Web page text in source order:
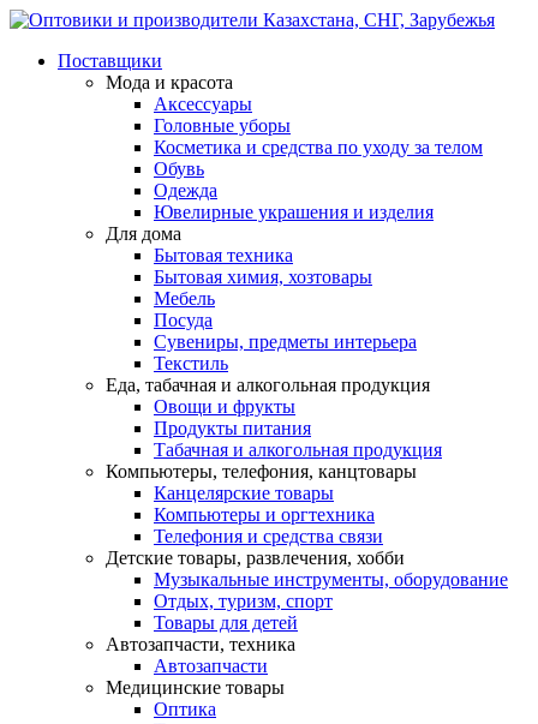
Поставщики
Мода и красота
Аксессуары
Головные уборы
Косметика и средства по уходу за телом
Обувь
Одежда
Ювелирные украшения и изделия
Для дома
Бытовая техника
Бытовая химия, хозтовары
Мебель
Посуда
Сувениры, предметы интерьера
Текстиль
Еда, табачная и алкогольная продукция
Овощи и фрукты
Продукты питания
Табачная и алкогольная продукция
Компьютеры, телефония, канцтовары
Канцелярские товары
Компьютеры и оргтехника
Телефония и средства связи
Детские товары, развлечения, хобби
Музыкальные инструменты, оборудование
Отдых, туризм, спорт
Товары для детей
Автозапчасти, техника
Автозапчасти
Медицинские товары
Оптика